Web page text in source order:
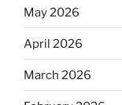
May 2026
April 2026
March 2026